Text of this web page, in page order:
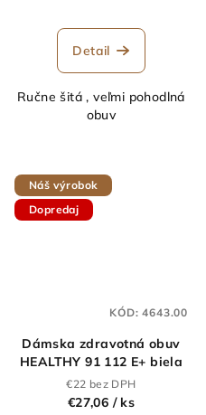
Detail
Ručne šitá , veľmi pohodlná
obuv
Náš výrobok
Dopredaj
Dámska zdravotná obuv
HEALTHY 91 112 E+ biela
€22 bez DPH
€27,06 / ks
KÓD:4643.00